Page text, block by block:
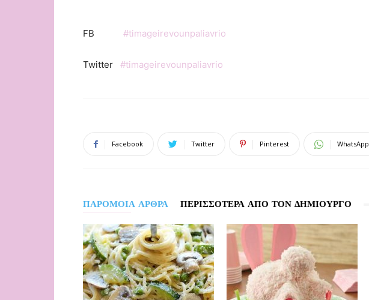
FB #timageirevounpaliavrio
Twitter #timageirevounpaliavrio
Facebook Twitter Pinterest WhatsApp
ΠΑΡΟΜΟΙΑ ΑΡΘΡΑ ΠΕΡΙΣΣΟΤΕΡΑ ΑΠΟ ΤΟΝ ΔΗΜΙΟΥΡΓΟ